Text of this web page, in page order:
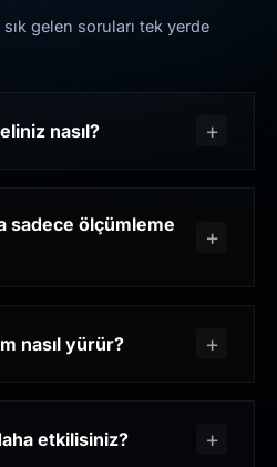
gelen soruları tek yerde
nasıl?
sadece ölçümleme
nasıl yürür?
etkilisiniz?